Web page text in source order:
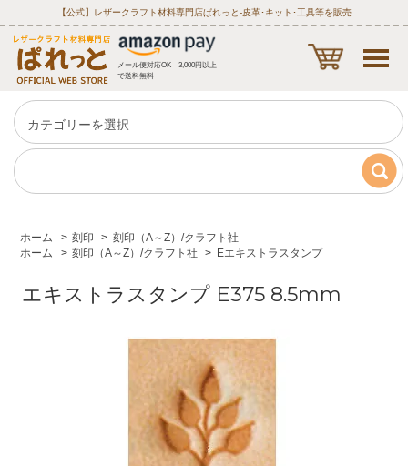
【公式】レザークラフト材料専門店ぱれっと‐皮革･キット･工具等を販売
メール便対応OK 3,000円以上
で送料無料
ホーム > 刻印 > 刻印（A～Z）/クラフト社
ホーム
> 刻印（A～Z）/クラフト社 > Eエキストラスタンプ
エキストラスタンプ E375 8.5mm